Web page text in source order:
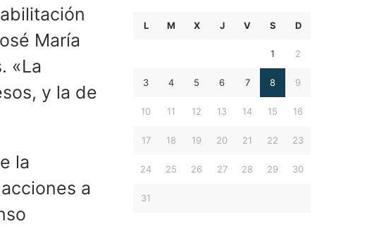
María
«La
y la de
la
a
L M X J V S D
1 2
3 4 5 6 7 8 9
10 11 12 13 14 15 16
17 18 19 20 21 22 23
24 25 26 27 28 29 30
31